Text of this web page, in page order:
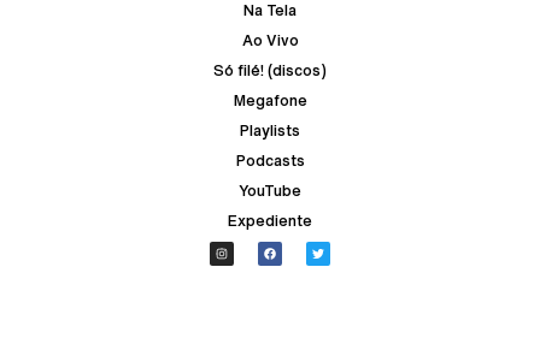
Na Tela
Ao Vivo
Só filé! (discos)
Megafone
Playlists
Podcasts
YouTube
Expediente